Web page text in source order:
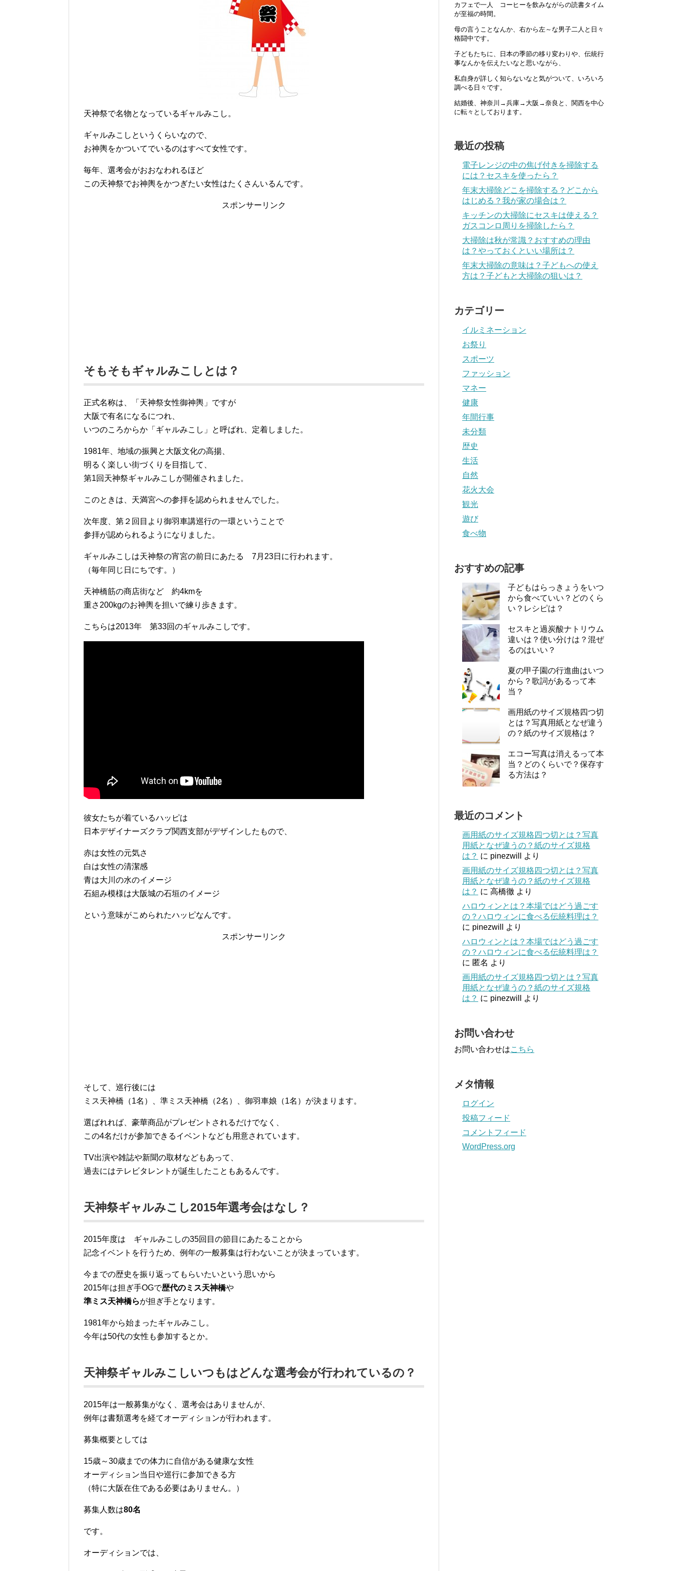
天神祭で名物となっているギャルみこし。
ギャルみこしというくらいなので、
お神輿をかついてでいるのはすべて女性です。
毎年、選考会がおおなわれるほど
この天神祭でお神輿をかつぎたい女性はたくさんいるんです。
スポンサーリンク
そもそもギャルみこしとは？
正式名称は、「天神祭女性御神輿」ですが
大阪で有名になるにつれ、
いつのころからか「ギャルみこし」と呼ばれ、定着しました。
1981年、地域の振興と大阪文化の高揚、
明るく楽しい街づくりを目指して、
第1回天神祭ギャルみこしが開催されました。
このときは、天満宮への参拝を認められませんでした。
次年度、第２回目より御羽車講巡行の一環ということで
参拝が認められるようになりました。
ギャルみこしは天神祭の宵宮の前日にあたる 7月23日に行われます。
（毎年同じ日にちです。）
天神橋筋の商店街など 約4kmを
重さ200kgのお神輿を担いで練り歩きます。
こちらは2013年 第33回のギャルみこしです。
彼女たちが着ているハッピは
日本デザイナーズクラブ関西支部がデザインしたもので、
赤は女性の元気さ
白は女性の清潔感
青は大川の水のイメージ
石組み模様は大阪城の石垣のイメージ
という意味がこめられたハッピなんです。
スポンサーリンク
そして、巡行後には
ミス天神橋（1名）、準ミス天神橋（2名）、御羽車娘（1名）が決まります。
選ばれれば、豪華商品がプレゼントされるだけでなく、
この4名だけが参加できるイベントなども用意されています。
TV出演や雑誌や新聞の取材などもあって、
過去にはテレビタレントが誕生したこともあるんです。
天神祭ギャルみこし2015年選考会はなし？
2015年度は ギャルみこしの35回目の節目にあたることから
記念イベントを行うため、例年の一般募集は行わないことが決まっています。
今までの歴史を振り返ってもらいたいという思いから
2015年は担ぎ手OGで歴代のミス天神橋や
準ミス天神橋らが担ぎ手となります。
1981年から始まったギャルみこし。
今年は50代の女性も参加するとか。
天神祭ギャルみこしいつもはどんな選考会が行われているの？
2015年は一般募集がなく、選考会はありませんが、
例年は書類選考を経てオーディションが行われます。
募集概要としては
15歳～30歳までの体力に自信がある健康な女性
オーディション当日や巡行に参加できる方
（特に大阪在住である必要はありません。）
募集人数は80名
です。
オーディションでは、
カフェで一人 コーヒーを飲みながらの読書タイム
が至福の時間。
母の言うことなんか、右から左～な男子二人と日々
格闘中です。
子どもたちに、日本の季節の移り変わりや、伝統行
事なんかを伝えたいなと思いながら、
私自身が詳しく知らないなと気がついて、いろいろ
調べる日々です。
結婚後、神奈川→兵庫→大阪→奈良と、関西を中心
に転々としております。
最近の投稿
電子レンジの中の焦げ付きを掃除する
には？セスキを使ったら？
年末大掃除どこを掃除する？どこから
はじめる？我が家の場合は？
キッチンの大掃除にセスキは使える？
ガスコンロ周りを掃除したら？
大掃除は秋が常識？おすすめの理由
は？やっておくといい場所は？
年末大掃除の意味は？子どもへの使え
方は？子どもと大掃除の狙いは？
カテゴリー
イルミネーション
お祭り
スポーツ
ファッション
マネー
健康
年間行事
未分類
歴史
生活
自然
花火大会
観光
遊び
食べ物
おすすめの記事
子どもはらっきょうをいつ
から食べていい？どのくら
い？レシピは？
セスキと過炭酸ナトリウム
違いは？使い分けは？混ぜ
るのはいい？
夏の甲子園の行進曲はいつ
から？歌詞があるって本
当？
画用紙のサイズ規格四つ切
とは？写真用紙となぜ違う
の？紙のサイズ規格は？
エコー写真は消えるって本
当？どのくらいで？保存す
る方法は？
最近のコメント
画用紙のサイズ規格四つ切とは？写真
用紙となぜ違うの？紙のサイズ規格
は？ に pinezwill
より
画用紙のサイズ規格四つ切とは？写真
用紙となぜ違うの？紙のサイズ規格
は？ に 高橋徹 より
ハロウィンとは？本場ではどう過ごす
の？ハロウィンに食べる伝統料理は？
に pinezwill
より
ハロウィンとは？本場ではどう過ごす
の？ハロウィンに食べる伝統料理は？
に 匿名 より
画用紙のサイズ規格四つ切とは？写真
用紙となぜ違うの？紙のサイズ規格
は？ に pinezwill より
お問い合わせ
お問い合わせはこちら
メタ情報
ログイン
投稿フィード
コメントフィード
WordPress.org